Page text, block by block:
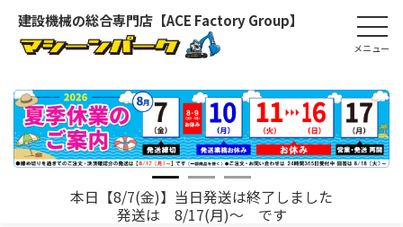
建設機械の総合専門店【ACE Factory Group】
本日【8/7(金)】当日発送は終了しました
発送は 8/17(月)～ です